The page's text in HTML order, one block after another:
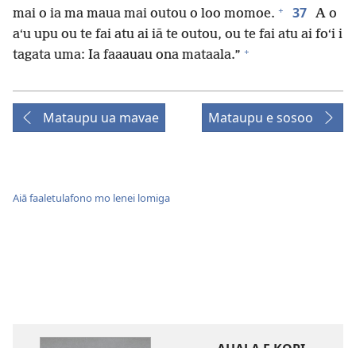
mai o ia ma maua mai outou o loo momoe. + 37 A o
aʻu upu ou te fai atu ai iā te outou, ou te fai atu ai foʻi i
tagata uma: Ia faaauau ona mataala.” +
Mataupu ua mavae Mataupu e sosoo
Aiā faaletulafono mo lenei lomiga